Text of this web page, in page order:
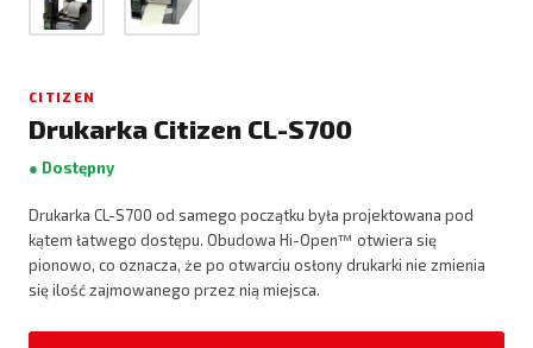
CITIZEN
Drukarka Citizen CL-S700
● Dostępny
Drukarka CL-S700 od samego początku była projektowana pod
kątem łatwego dostępu. Obudowa Hi-Open™ otwiera się
pionowo, co oznacza, że po otwarciu osłony drukarki nie zmienia
się ilość zajmowanego przez nią miejsca.